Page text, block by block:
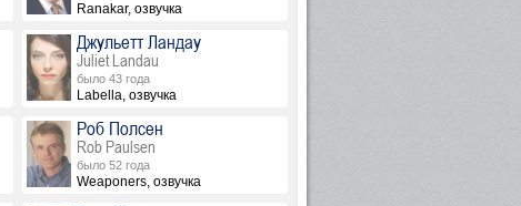
Ranakar, озвучка
Джульетт Ландау
Juliet Landau
было 43 года
Labella, озвучка
Роб Полсен
Rob Paulsen
было 52 года
Weaponers, озвучка